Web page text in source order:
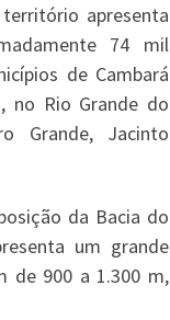
apresenta
74 mil
de Cambará
no Rio Grande do
Grande, Jacinto
da Bacia do
um grande
de 900 a 1.300 m,